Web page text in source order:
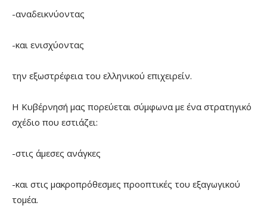
-αναδεικνύοντας
-και ενισχύοντας
την εξωστρέφεια του ελληνικού επιχειρείν.
Η Κυβέρνησή μας πορεύεται σύμφωνα με ένα στρατηγικό
σχέδιο που εστιάζει:
-στις άμεσες ανάγκες
-και στις μακροπρόθεσμες προοπτικές του εξαγωγικού
τομέα.